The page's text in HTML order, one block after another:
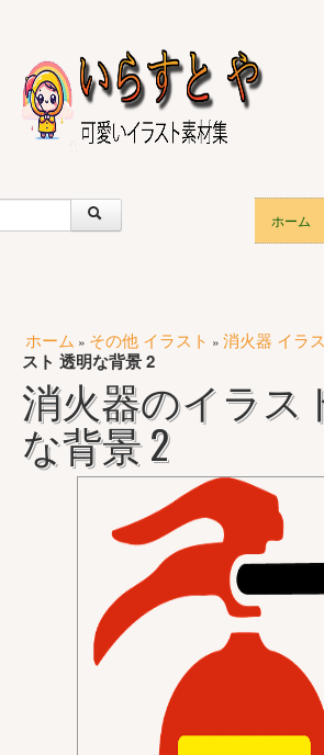
ホーム
ホーム » その他 イラスト » 消火器 イラ
スト 透明な背景 2
消火器のイラス
な背景 2